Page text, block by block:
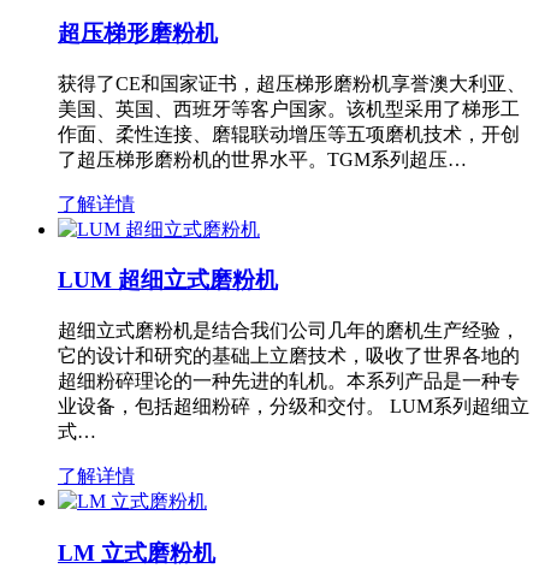
超压梯形磨粉机
获得了CE和国家证书，超压梯形磨粉机享誉澳大利亚、
美国、英国、西班牙等客户国家。该机型采用了梯形工
作面、柔性连接、磨辊联动增压等五项磨机技术，开创
了超压梯形磨粉机的世界水平。TGM系列超压…
了解详情
LUM 超细立式磨粉机
超细立式磨粉机是结合我们公司几年的磨机生产经验，
它的设计和研究的基础上立磨技术，吸收了世界各地的
超细粉碎理论的一种先进的轧机。本系列产品是一种专
业设备，包括超细粉碎，分级和交付。 LUM系列超细立
式…
了解详情
LM 立式磨粉机